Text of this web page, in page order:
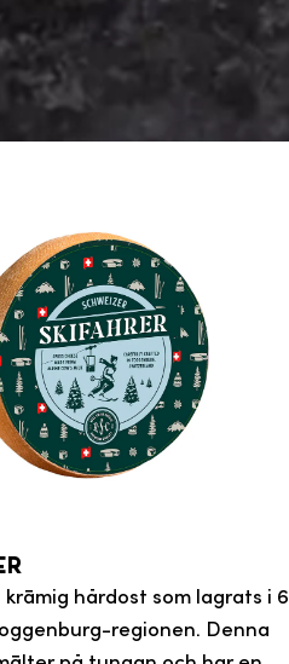
krämig hårdost som lagrats i 6
regionen. Denna